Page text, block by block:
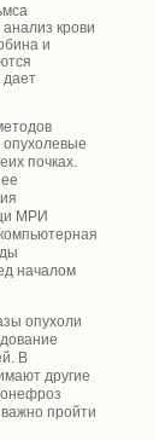
крови
и
дает
почках.
МРИ
началом
опухоли
В
другие
важно пройти